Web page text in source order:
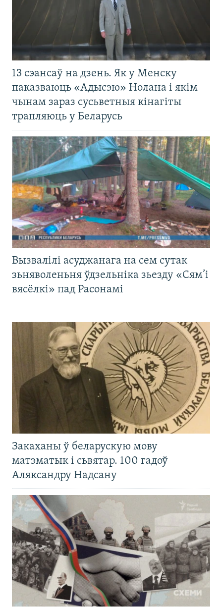
13 сэансаў на дзень. Як у Менску
паказваюць «Адысэю» Нолана і якім
чынам зараз сусьветныя кінагіты
трапляюць у Беларусь
Вызвалілі асуджанага на сем сутак
зьняволеньня ўдзельніка зьезду «Сям’і
вясёлкі» пад Расонамі
Закаханы ў беларускую мову
матэматык і сьвятар. 100 гадоў
Аляксандру Надсану